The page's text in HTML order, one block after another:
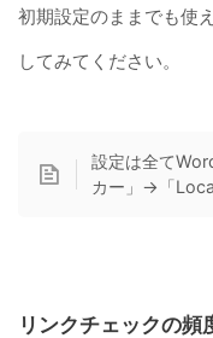
初期設定のままでも使
してみてください。
設定は全て
カー」→「
リンクチェックの頻